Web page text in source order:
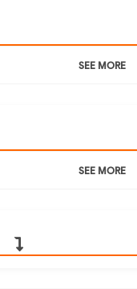
SEE MORE
SEE MORE